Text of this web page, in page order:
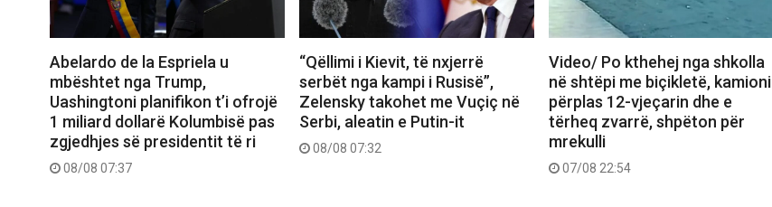
Abelardo de la Espriela u
mbështet nga Trump,
Uashingtoni planifikon t’i ofrojë
1 miliard dollarë Kolumbisë pas
zgjedhjes së presidentit të ri
08/08 07:37
“Qëllimi i Kievit, të nxjerrë
serbët nga kampi i Rusisë”,
Zelensky takohet me Vuçiç në
Serbi, aleatin e Putin-it
08/08 07:32
Video/ Po kthehej nga shkolla
në shtëpi me biçikletë, kamioni
përplas 12-vjeçarin dhe e
tërheq zvarrë, shpëton për
mrekulli
07/08 22:54